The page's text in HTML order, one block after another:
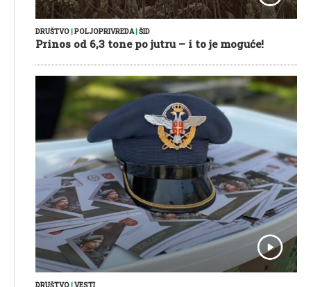
DRUŠTVO|POLJOPRIVREDA|ŠID
Prinos od 6,3 tone po jutru – i to je moguće!